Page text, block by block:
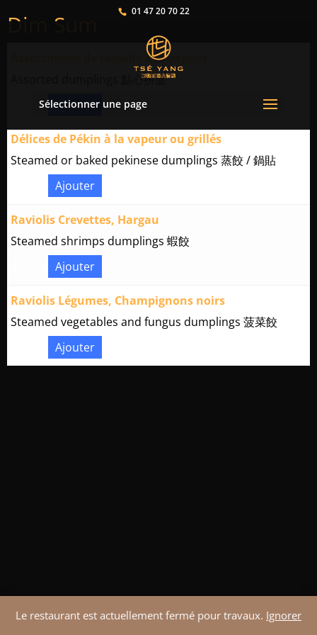
Le restaurant est actuellement fermé pour travaux. Ignorer
01 47 20 70 22
Sélectionner une page
Dim Sum
Assortiment de raviolis à la vapeur
Assorted dumplings 點心拼盤
€ Ajouter
Délices de Pékin à la vapeur ou grillés
Steamed or baked pekinese dumplings 蒸餃 / 鍋貼
Ajouter
Raviolis Crevettes, Hargau
Steamed shrimps dumplings 蝦餃
Ajouter
Raviolis Légumes, Champignons noirs
Steamed vegetables and fungus dumplings 菠菜餃
Ajouter